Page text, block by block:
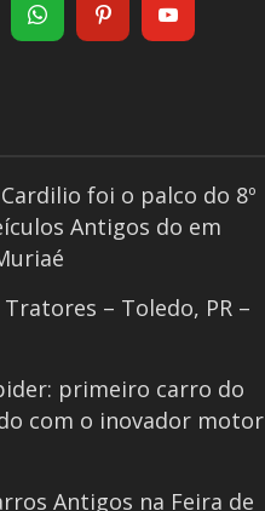
foi o palco do 8º
Antigos do em
– Toledo, PR –
primeiro carro do
com o inovador motor
Antigos na Feira de